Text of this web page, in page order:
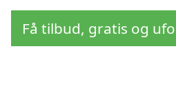
Få tilbud, gratis og